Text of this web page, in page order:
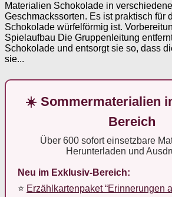
Materialien Schokolade in
Geschmackssorten. Es ist praktisch für
Schokolade würfelförmig ist.
Spielaufbau Die Gruppenleitung
Schokolade und entsorgt sie so, dass
sie...
☀️ Sommermaterialien
Bereich
Über 600 sofort einsetzbare
Herunterladen und
Neu im Exklusiv-Bereich:
⭐ Erzählkartenpaket “Erinnerungen